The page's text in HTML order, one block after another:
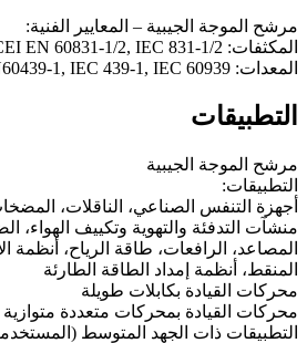
مرشح الموجة الجيبية – المعايير الفنية:
المكثفات: CEI EN 60831-1/2, IEC 831-1/2
المعدات: CEI EN60439-1, IEC 439-1, IEC 60939
التطبيقات
مرشح الموجة الجيبية
التطبيقات:
أجهزة التنفس الصناعي، الناقلات،
منشآت التدفئة والتهوية وتكييف الهواء،
المصاعد، الرافعات، طاقة الرياح، أنظمة
المنقط، أنظمة إمداد الطاقة الطارئة
محركات القيادة بكابلات طويلة
محركات القيادة بمحركات متعددة متوازية
التطبيقات ذات الجهد المتوسط